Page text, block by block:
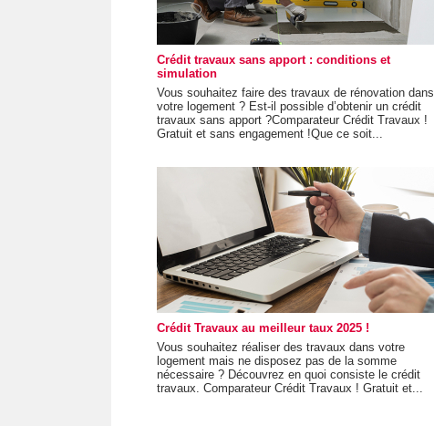
Crédit travaux sans apport : conditions et
simulation
Vous souhaitez faire des travaux de rénovation dans
votre logement ? Est-il possible d’obtenir un crédit
travaux sans apport ?Comparateur Crédit Travaux !
Gratuit et sans engagement !Que ce soit...
Crédit Travaux au meilleur taux 2025 !
Vous souhaitez réaliser des travaux dans votre
logement mais ne disposez pas de la somme
nécessaire ? Découvrez en quoi consiste le crédit
travaux. Comparateur Crédit Travaux ! Gratuit et...